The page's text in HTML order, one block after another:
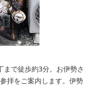
で徒歩約3分。お伊勢さ
拝をご案内します。伊勢